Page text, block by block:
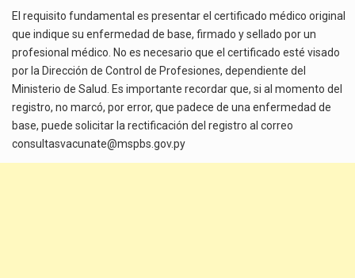
El requisito fundamental es presentar el certificado médico original
que indique su enfermedad de base, firmado y sellado por un
profesional médico. No es necesario que el certificado esté visado
por la Dirección de Control de Profesiones, dependiente del
Ministerio de Salud. Es importante recordar que, si al momento del
registro, no marcó, por error, que padece de una enfermedad de
base, puede solicitar la rectificación del registro al correo
consultasvacunate@mspbs.gov.py